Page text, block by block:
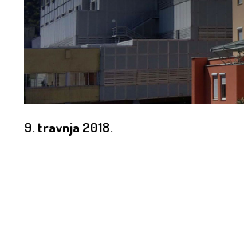
9. travnja 2018.